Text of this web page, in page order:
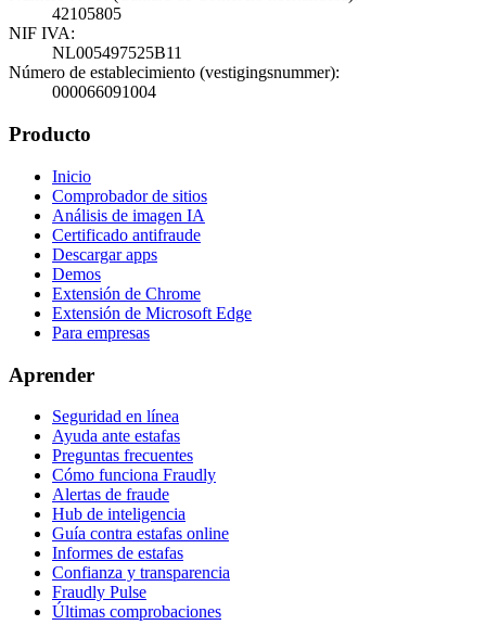
42105805
NIF IVA:
NL005497525B11
Número de establecimiento (vestigingsnummer):
000066091004
Producto
Inicio
Comprobador de sitios
Análisis de imagen IA
Certificado antifraude
Descargar apps
Demos
Extensión de Chrome
Extensión de Microsoft Edge
Para empresas
Aprender
Seguridad en línea
Ayuda ante estafas
Preguntas frecuentes
Cómo funciona Fraudly
Alertas de fraude
Hub de inteligencia
Guía contra estafas online
Informes de estafas
Confianza y transparencia
Fraudly Pulse
Últimas comprobaciones